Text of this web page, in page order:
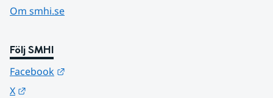
Om smhi.se
Följ SMHI
Facebook
X